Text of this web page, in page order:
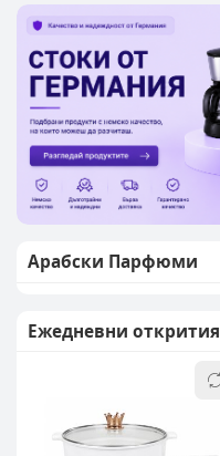
Арабски Парфюми
Ежедневни открития